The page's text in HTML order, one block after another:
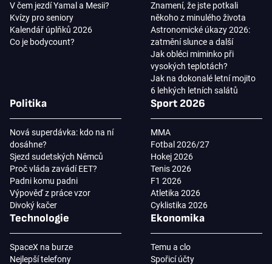
V čem jezdí Yamal a Mesii?
Kvízy pro seniory
Kalendář úplňků 2026
Co je bodycount?
Znamení, že jste potkali
někoho z minulého života
Astronomické úkazy 2026:
zatmění slunce a další
Jak obléci miminko při
vysokých teplotách?
Jak na dokonalé letní mojito
6 lehkých letních salátů
Politika
Nová superdávka: kdo na ní
dosáhne?
Sjezd sudetských Němců
Proč vláda zavádí EET?
Padni komu padni
Výpověď z práce vzor
Divoký kačer
Sport 2026
MMA
Fotbal 2026/27
Hokej 2026
Tenis 2026
F1 2026
Atletika 2026
Cyklistika 2026
Technologie
SpaceX na burze
Nejlepší telefony
Ekonomika
Temu a clo
Spořicí účty